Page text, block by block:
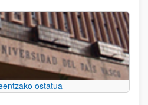
ostatua